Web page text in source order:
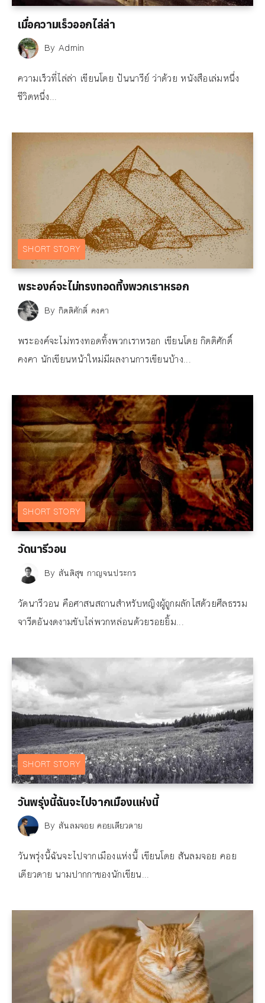
เมื่อความเร็วออกไล่ล่า
By Admin
ความเร็วที่ไล่ล่า เขียนโดย ปันนารีย์ ว่าด้วย หนังสือเล่มหนึ่ง
ชีวิตหนึ่ง...
SHORT STORY
พระองค์จะไม่ทรงทอดทิ้งพวกเราหรอก
By กิตติศักดิ์ คงคา
พระองค์จะไม่ทรงทอดทิ้งพวกเราหรอก เขียนโดย กิตติศักดิ์
คงคา นักเขียนหน้าใหม่มีผลงานการเขียนบ้าง...
SHORT STORY
วัดนารีวอน
By สันติสุข กาญจนประกร
วัดนารีวอน คือศาสนสถานสำหรับหญิงผู้ถูกผลักไสด้วยศีลธรรม
จารีตอันงดงามขับไล่พวกหล่อนด้วยรอยยิ้ม...
SHORT STORY
วันพรุ่งนี้ฉันจะไปจากเมืองแห่งนี้
By สันลมจอย คอยเดียวดาย
วันพรุ่งนี้ฉันจะไปจากเมืองแห่งนี้ เขียนโดย สันลมจอย คอย
เดียวดาย นามปากกาของนักเขียน...